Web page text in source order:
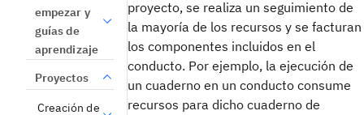
empezar y
guías de
aprendizaje
Proyectos
Creación de
proyecto, se realiza un seguimiento de
la mayoría de los recursos y se facturan
los componentes incluidos en el
conducto. Por ejemplo, la ejecución de
un cuaderno en un conducto consume
recursos para dicho cuaderno de